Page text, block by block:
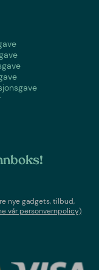
nye gadgets, tilbud,
vår personvernpolicy)